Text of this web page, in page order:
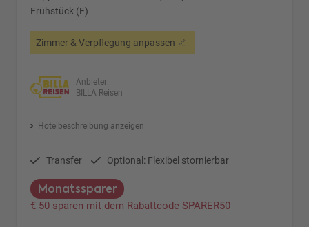
Frühstück (F)
Zimmer & Verpflegung anpassen
Anbieter:
BILLA Reisen
Hotelbeschreibung anzeigen
Transfer Optional: Flexibel stornierbar
Monatssparer
€ 50 sparen mit dem Rabattcode SPARER50